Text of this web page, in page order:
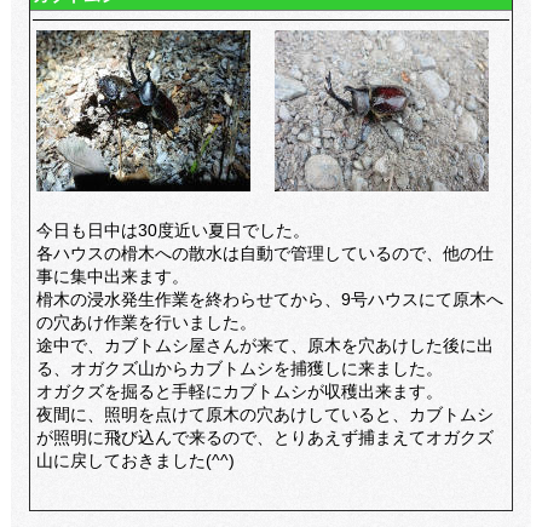
今日も日中は30度近い夏日でした。
各ハウスの榾木への散水は自動で管理しているので、他の仕
事に集中出来ます。
榾木の浸水発生作業を終わらせてから、9号ハウスにて原木へ
の穴あけ作業を行いました。
途中で、カブトムシ屋さんが来て、原木を穴あけした後に出
る、オガクズ山からカブトムシを捕獲しに来ました。
オガクズを掘ると手軽にカブトムシが収穫出来ます。
夜間に、照明を点けて原木の穴あけしていると、カブトムシ
が照明に飛び込んで来るので、とりあえず捕まえてオガクズ
山に戻しておきました(^^)